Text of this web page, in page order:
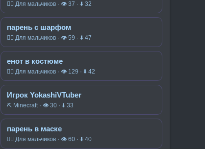
🧍‍♂️ Для мальчиков · 👁 37 · ⬇ 32
парень с шарфом
🧍‍♂️ Для мальчиков · 👁 59 · ⬇ 47
енот в костюме
🧍‍♂️ Для мальчиков · 👁 129 · ⬇ 42
Игрок YokashiVTuber
⛏️ Minecraft · 👁 30 · ⬇ 33
парень в маске
🧍‍♂️ Для мальчиков · 👁 60 · ⬇ 40